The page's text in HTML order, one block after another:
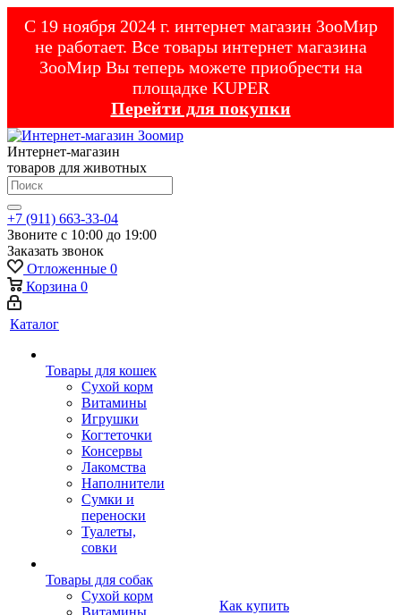
С 19 ноября 2024 г. интернет магазин ЗооМир
не работает. Все товары интернет магазина
ЗооМир Вы теперь можете приобрести на
площадке KUPER
Перейти для покупки
Интернет-магазин
товаров для животных
+7 (911) 663-33-04
Звоните с 10:00 до 19:00
Заказать звонок
Отложенные 0
Корзина 0
Каталог
Товары для кошек
Cухой корм
Витамины
Игрушки
Когтеточки
Консервы
Лакомства
Наполнители
Сумки и
переноски
Туалеты,
совки
Товары для собак
Cухой корм
Витамины
Как купить